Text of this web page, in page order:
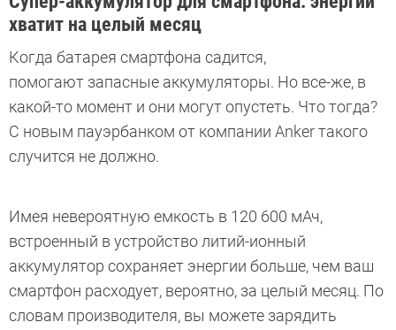
хватит на целый месяц
Когда батарея смартфона садится,
помогают запасные аккумуляторы. Но все-же, в
какой-то момент и они могут опустеть. Что тогда?
С новым пауэрбанком от компании Anker такого
случится не должно.
Имея невероятную емкость в 120 600 мАч,
встроенный в устройство литий-ионный
аккумулятор сохраняет энергии больше, чем ваш
смартфон расходует, вероятно, за целый месяц. По
словам производителя, вы можете зарядить